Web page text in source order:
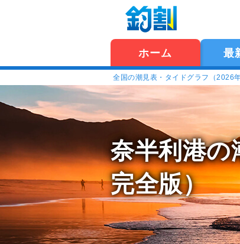
ホーム 最
全国の潮見表・タイドグラフ（2026
奈半利港の
完全版）